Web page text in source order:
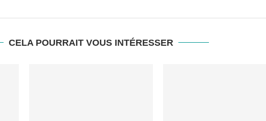
CELA POURRAIT VOUS INTÉRESSER